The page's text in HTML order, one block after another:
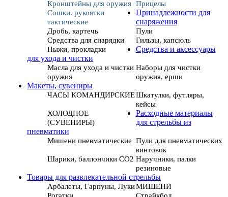
Кронштейны для оружия Прицелы
Сошки. рукоятки
тактические
Принадлежности для
снаряжения
Дробь, картечь
Пули
Средства для снарядки
Гильзы, капсюль
Пыжи, прокладки
Средства и аксессуары
для ухода и чистки
Масла для ухода и чистки
оружия
Наборы для чистки
оружия, ерши
Макеты, сувениры
ЧАСЫ КОМАНДИРСКИЕШкатулки, футляры,
кейсы
ХОЛОДНОЕ
(СУВЕНИРЫ)
Расходные материалы
для стрельбы из
пневматики
Мишени пневматические Пули для пневматических
винтовок
Шарики, баллончики СО2 Наручники, палки
резиновые
Товары для развлекательной стрельбы
Арбалеты, Гарпуны, ЛукиМИШЕНИ
Рогатки
Страйкбол